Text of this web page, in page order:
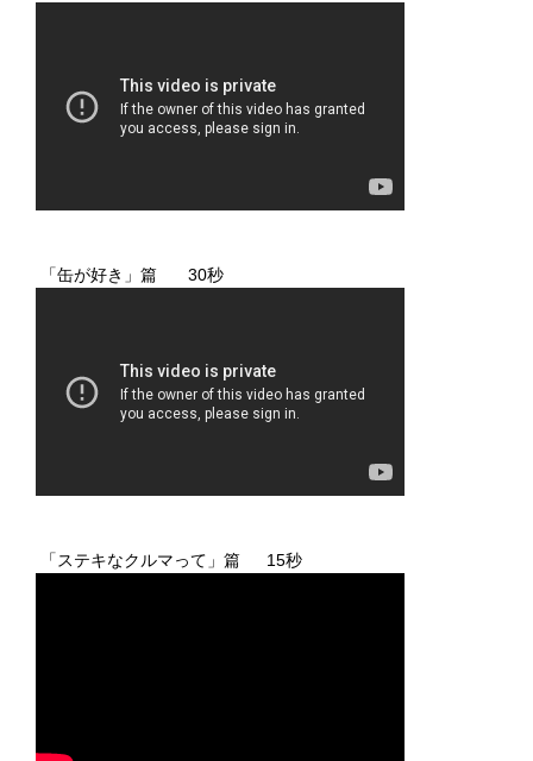
「缶が好き」篇 30秒
「ステキなクルマって」篇 15秒